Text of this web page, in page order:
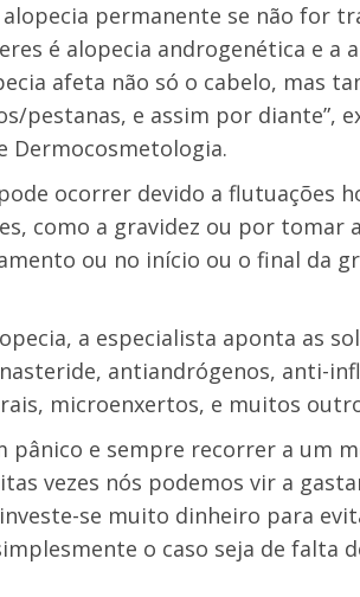
permanente se não for
é alopecia androgenética e a
afeta não só o cabelo, mas
pestanas, e assim por diante”,
Dermocosmetologia.
ocorrer devido a flutuações
como a gravidez ou por tomar
ou no início ou o final da
a especialista aponta as
antiandrógenos, anti-
microenxertos, e muitos
e sempre recorrer a um
vezes nós podemos vir a
se muito dinheiro para
o caso seja de falta